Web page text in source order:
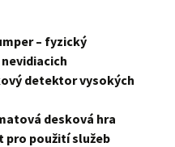
– fyzický
detektor vysokých
desková hra
pro použití služeb